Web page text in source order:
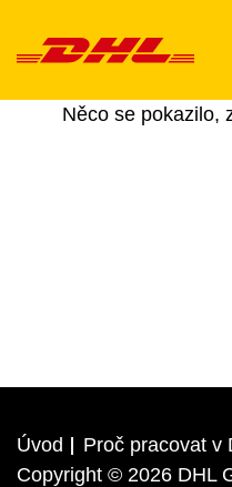
Něco se pokazilo,
Úvod Proč pracovat v
Copyright © 2026 DHL